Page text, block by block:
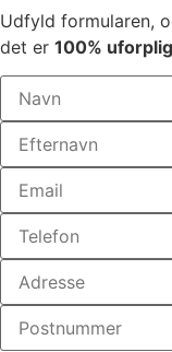
Udfyld formularen,
det er 100%